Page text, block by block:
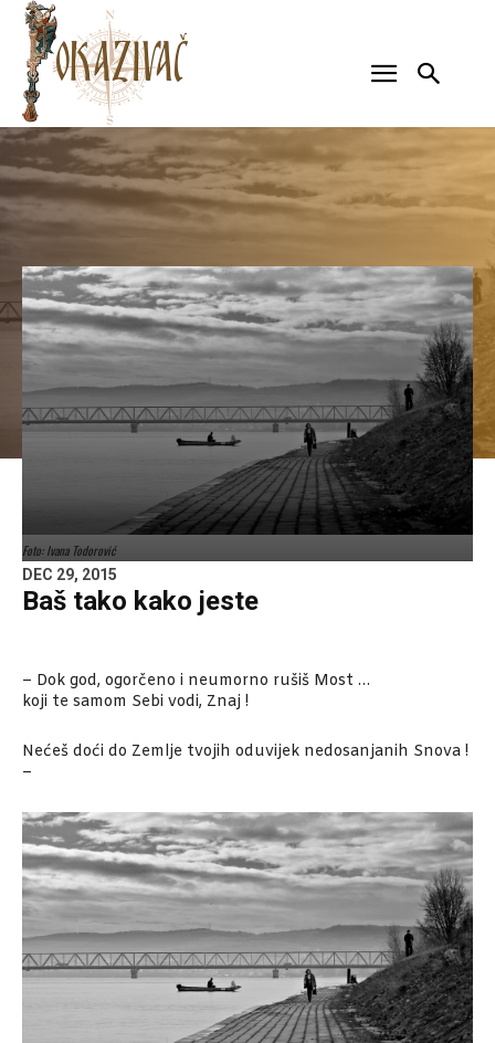
Foto: Ivana Todorović
DEC 29, 2015
Baš tako kako jeste
– Dok god, ogorčeno i neumorno rušiš Most …
koji te samom Sebi vodi, Znaj !
Nećeš doći do Zemlje tvojih oduvijek nedosanjanih Snova !
–